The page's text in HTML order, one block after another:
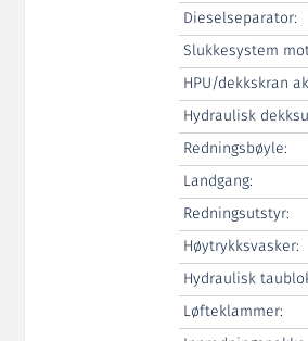
Dieselseparator:
Slukkesystem
HPU/dekkskran
Hydraulisk
Redningsbøyle:
Landgang:
Redningsutstyr:
Høytrykksvasker:
Hydraulisk
Løfteklammer: